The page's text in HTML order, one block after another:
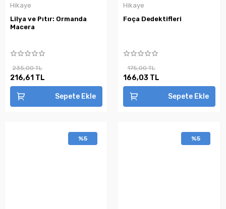
Hikaye
Lilya ve Pıtır: Ormanda
Macera
235,00 TL
216,61 TL
Sepete Ekle
Hikaye
Foça Dedektifleri
175,00 TL
166,03 TL
Sepete Ekle
%5 %5